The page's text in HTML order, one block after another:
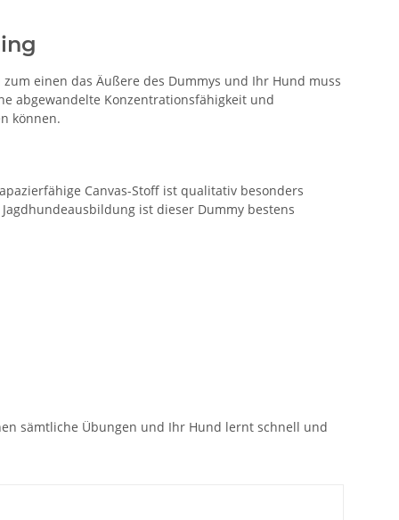
einen das Äußere des Dummys und Ihr Hund muss
abgewandelte Konzentrationsfähigkeit und
können.
Canvas-Stoff ist qualitativ besonders
ist dieser Dummy bestens
sämtliche Übungen und Ihr Hund lernt schnell und